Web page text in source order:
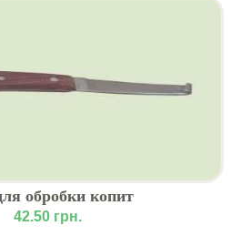
обробки копит
42.50 грн.